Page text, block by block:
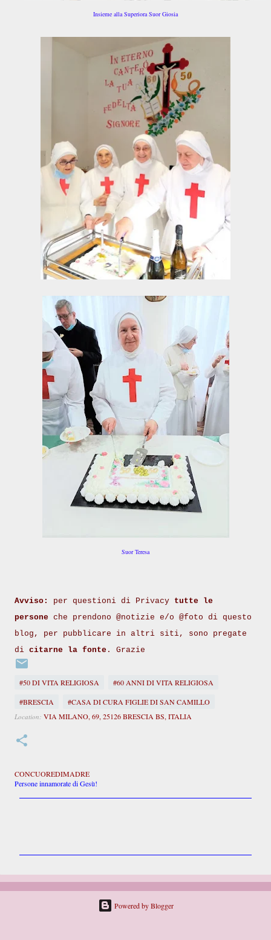
Insieme alla Superiora Suor Giosia
Suor Teresa
Avviso: per questioni di Privacy tutte le
persone che prendono @notizie e/o @foto di questo
blog, per pubblicare in altri siti, sono pregate
di citarne la fonte . Grazie
#50 DI VITA RELIGIOSA
#60 ANNI DI VITA RELIGIOSA
#BRESCIA
#CASA DI CURA FIGLIE DI SAN CAMILLO
Location: VIA MILANO, 69, 25126 BRESCIA BS, ITALIA
CONCUOREDIMADRE
Persone innamorate di Gesù!
n
t
Powered by Blogger